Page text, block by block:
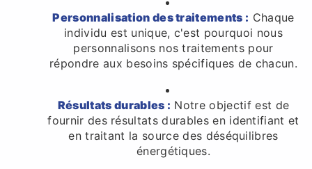
Personnalisation des traitements : Chaque
individu est unique, c'est pourquoi nous
personnalisons nos traitements pour
répondre aux besoins spécifiques de chacun.
Résultats durables : Notre objectif est de
fournir des résultats durables en identifiant et
en traitant la source des déséquilibres
énergétiques.